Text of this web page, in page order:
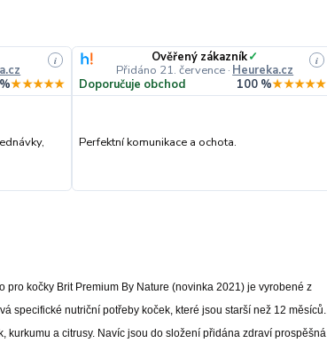
i
★★★★★
Ověřený zákazník✓
Přidáno 21. července · Heureka.cz
i
Doporučuje obchod 100 %★★★★★
Perfektní komunikace a ochota.
kočky Brit Premium By Nature (novinka 2021) je vyrobené z
specifické nutriční potřeby koček, které jsou starší než 12 měsíců.
a citrusy. Navíc jsou do složení přidána zdraví prospěšná